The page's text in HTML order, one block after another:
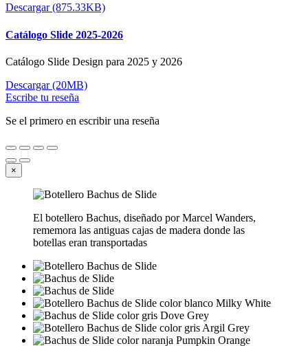
Descargar (875.33KB)
Catálogo Slide 2025-2026
Catálogo Slide Design para 2025 y 2026
Descargar (20MB)
Escribe tu reseña
Se el primero en escribir una reseña
×
El botellero Bachus, diseñado por Marcel Wanders,
rememora las antiguas cajas de madera donde las
botellas eran transportadas